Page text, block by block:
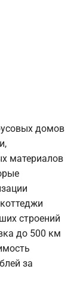
домов
материалов
строений
до 500 км
за